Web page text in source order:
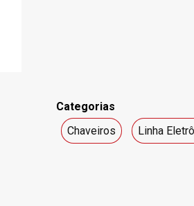
Categorias
Chaveiros
Linha